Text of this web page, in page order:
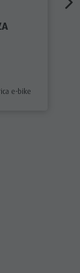
e-bike